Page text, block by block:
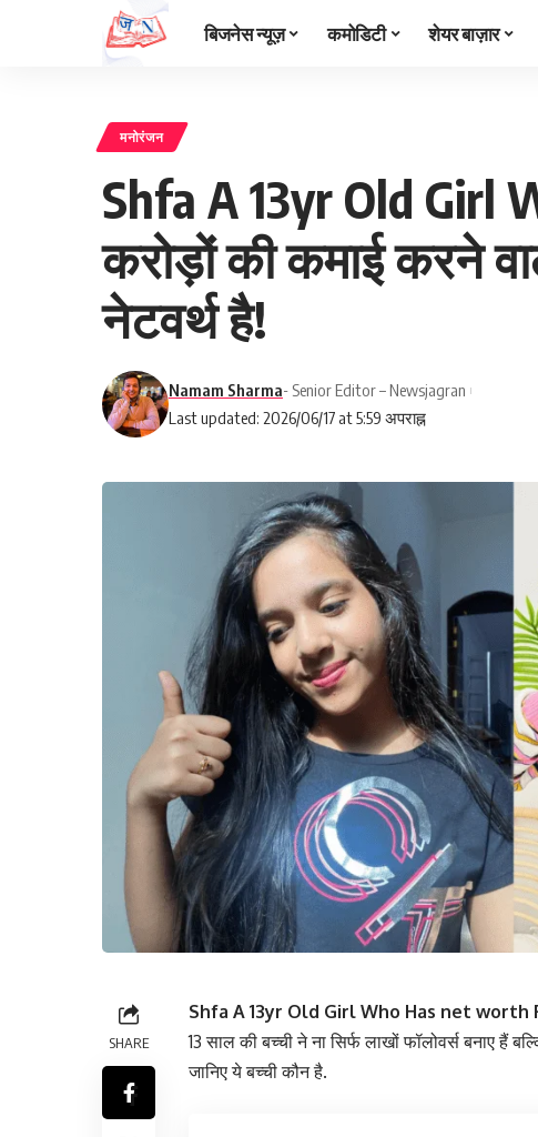
बिजनेस न्यूज़ कमोडिटी शेयर बाज़ार
मनोरंजन
Shfa A 13yr Old Girl
करोड़ों की कमाई करने
नेटवर्थ है!
Last updated: 2026/06/17 at 5:59 अपराह्न
Namam Sharma- Senior Editor – Newsjagran
SHARE
Shfa A 13yr Old Girl Who Has net worth
13 साल की बच्ची ने ना सिर्फ लाखों फॉलोवर्स बनाए हैं
जानिए ये बच्ची कौन है.